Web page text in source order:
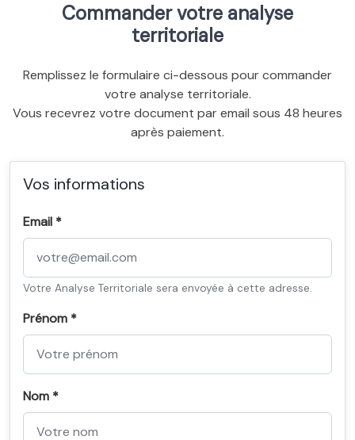
Commander votre analyse
territoriale
Remplissez le formulaire ci-dessous pour commander
votre analyse territoriale.
Vous recevrez votre document par email sous 48 heures
après paiement.
Vos informations
Email *
Votre Analyse Territoriale sera envoyée à cette adresse.
Prénom *
Nom *